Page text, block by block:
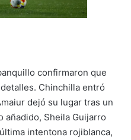
confirmaron que
Chinchilla entró
dejó su lugar tras un
añadido, Sheila Guijarro
intentona rojiblanca,